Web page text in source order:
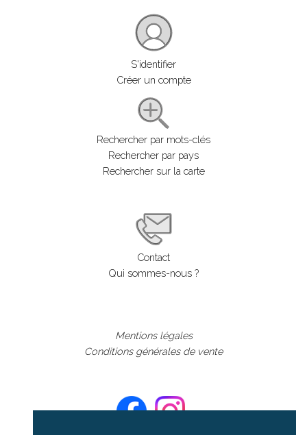
S'identifier
Créer un compte
Rechercher par mots-clés
Rechercher par pays
Rechercher sur la carte
Contact
Qui sommes-nous ?
Mentions légales
Conditions générales de vente